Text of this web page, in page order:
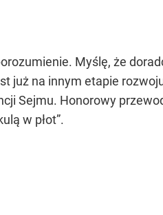
Myślę, że
już na innym etapie
Sejmu. Honorowy
w płot”.